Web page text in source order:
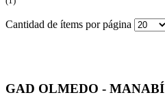
Cantidad de ítems por página
GAD OLMEDO - MANABÍ